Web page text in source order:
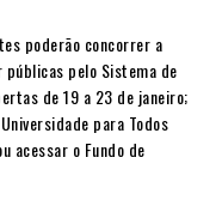
poderão concorrer a
pelo Sistema de
de 19 a 23 de janeiro;
para Todos
acessar o Fundo de